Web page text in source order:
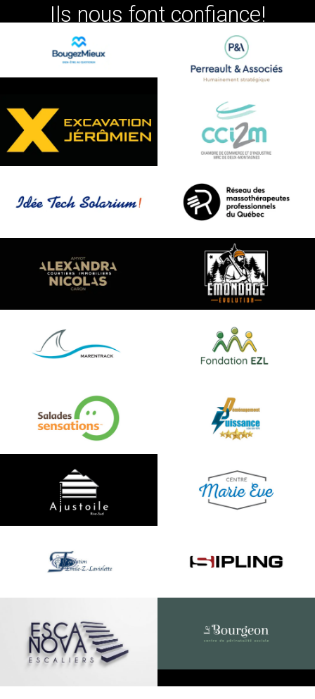
Ils nous font confiance!